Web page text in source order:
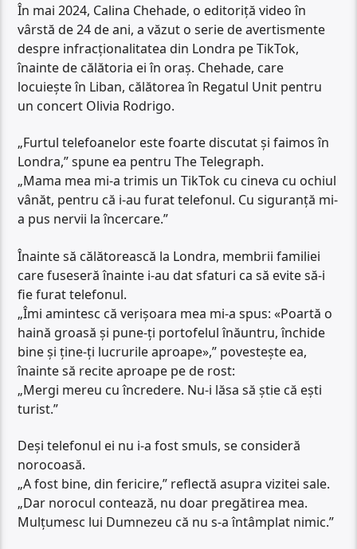
În mai 2024, Calina Chehade, o editoriță video în
vârstă de 24 de ani, a văzut o serie de avertismente
despre infracționalitatea din Londra pe TikTok,
înainte de călătoria ei în oraș. Chehade, care
locuiește în Liban, călătorea în Regatul Unit pentru
un concert Olivia Rodrigo.
„Furtul telefoanelor este foarte discutat și faimos în
Londra,” spune ea pentru The Telegraph.
„Mama mea mi-a trimis un TikTok cu cineva cu ochiul
vânăt, pentru că i-au furat telefonul. Cu siguranță mi-
a pus nervii la încercare.”
Înainte să călătorească la Londra, membrii familiei
care fuseseră înainte i-au dat sfaturi ca să evite să-i
fie furat telefonul.
„Îmi amintesc că verișoara mea mi-a spus: «Poartă o
haină groasă și pune-ți portofelul înăuntru, închide
bine și ține-ți lucrurile aproape»,” povestește ea,
înainte să recite aproape pe de rost:
„Mergi mereu cu încredere. Nu-i lăsa să știe că ești
turist.”
Deși telefonul ei nu i-a fost smuls, se consideră
norocoasă.
„A fost bine, din fericire,” reflectă asupra vizitei sale.
„Dar norocul contează, nu doar pregătirea mea.
Mulțumesc lui Dumnezeu că nu s-a întâmplat nimic.”